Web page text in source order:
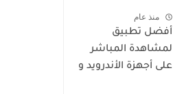
منذ عام
أفضل تطبيق
لمشاهدة المباشر
على أجهزة الأندرويد و